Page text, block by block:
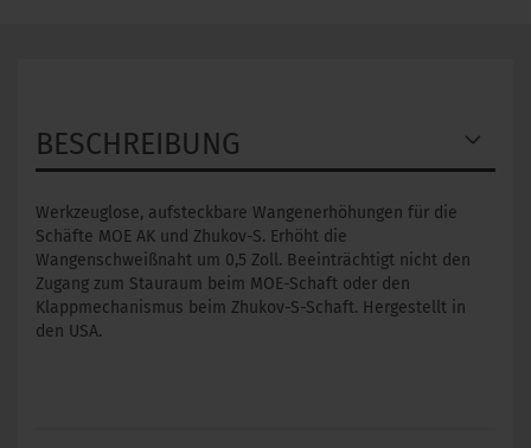
BESCHREIBUNG
Werkzeuglose, aufsteckbare Wangenerhöhungen für die
Schäfte MOE AK und Zhukov-S. Erhöht die
Wangenschweißnaht um 0,5 Zoll. Beeinträchtigt nicht den
Zugang zum Stauraum beim MOE-Schaft oder den
Klappmechanismus beim Zhukov-S-Schaft. Hergestellt in
den USA.